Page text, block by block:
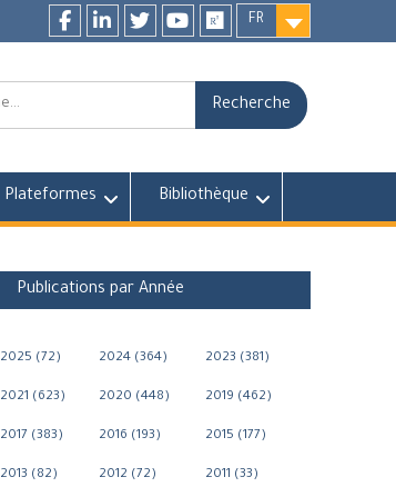
FR
Plateformes Bibliothèque
Publications par Année
2025 (72) 2024 (364) 2023 (381)
2021 (623) 2020 (448) 2019 (462)
2017 (383) 2016 (193) 2015 (177)
2013 (82) 2012 (72) 2011 (33)